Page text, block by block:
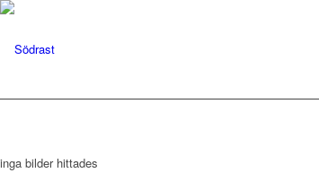
inga bilder hittades